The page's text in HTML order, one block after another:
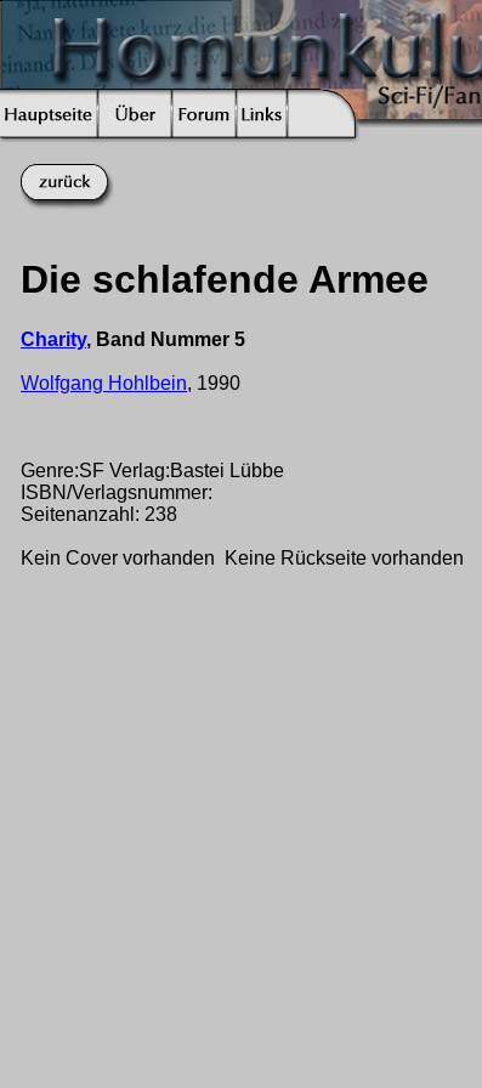
Die schlafende Armee
Charity, Band Nummer 5
Wolfgang Hohlbein, 1990
Genre:SF Verlag:Bastei Lübbe
ISBN/Verlagsnummer:
Seitenanzahl: 238
Kein Cover vorhanden Keine Rückseite vorhanden